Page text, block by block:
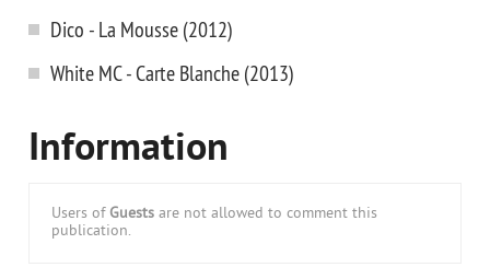
Dico - La Mousse (2012)
White MC - Carte Blanche (2013)
Information
Users of Guests are not allowed to comment this
publication.